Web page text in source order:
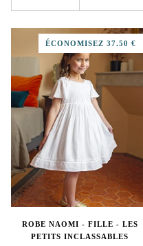
ÉCONOMISEZ 37.50 €
ROBE NAOMI - FILLE - LES
PETITS INCLASSABLES